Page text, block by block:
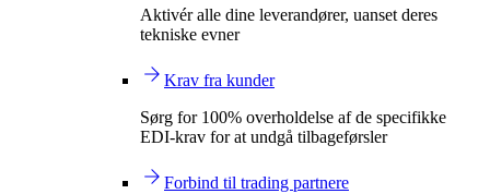
Aktivér alle dine leverandører, uanset deres
tekniske evner
Krav fra kunder
Sørg for 100% overholdelse af de specifikke
EDI-krav for at undgå tilbageførsler
Forbind til trading partnere